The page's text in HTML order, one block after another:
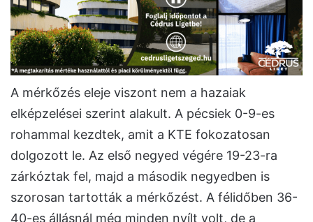
A mérkőzés eleje viszont nem a hazaiak
elképzelései szerint alakult. A pécsiek 0-9-es
rohammal kezdtek, amit a KTE fokozatosan
dolgozott le. Az első negyed végére 19-23-ra
zárkóztak fel, majd a második negyedben is
szorosan tartották a mérkőzést. A félidőben 36-
40-es állásnál még minden nyílt volt, de a